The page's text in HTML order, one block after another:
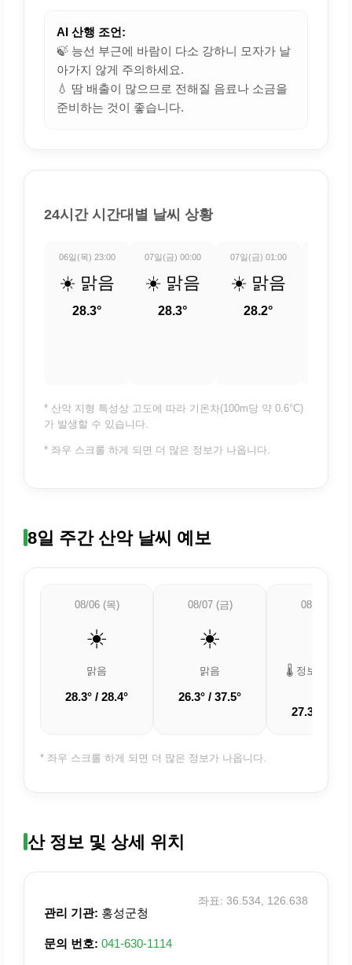
AI 산행 조언:
🍃 능선 부근에 바람이 다소 강하니 모자가 날
아가지 않게 주의하세요.
💧 땀 배출이 많으므로 전해질 음료나 소금을
준비하는 것이 좋습니다.
24시간 시간대별 날씨 상황
06일(목) 23:00
☀️ 맑음
28.3°
07일(금) 00:00
☀️ 맑음
28.3°
07일(금) 01:00
☀️ 맑음
28.2°
* 산악 지형 특성상 고도에 따라 기온차(100m당 약 0.6°C)
가 발생할 수 있습니다.
* 좌우 스크롤 하게 되면 더 많은 정보가 나옵니다.
8일 주간 산악 날씨 예보
08/06 (목)
☀️
맑음
28.3° / 28.4°
08/07 (금)
☀️
맑음
26.3° / 37.5°
08/08 (토)
🌡️ 정보 업데이
27.3° /
* 좌우 스크롤 하게 되면 더 많은 정보가 나옵니다.
산 정보 및 상세 위치
관리 기관: 홍성군청
문의 번호: 041-630-1114
좌표: 36.534, 126.638